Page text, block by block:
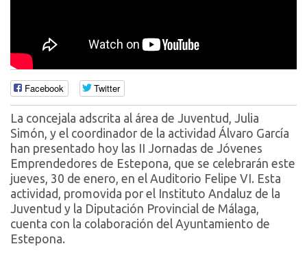
Facebook Twitter
La concejala adscrita al área de Juventud, Julia
Simón, y el coordinador de la actividad Álvaro García
han presentado hoy las II Jornadas de Jóvenes
Emprendedores de Estepona, que se celebrarán este
jueves, 30 de enero, en el Auditorio Felipe VI. Esta
actividad, promovida por el Instituto Andaluz de la
Juventud y la Diputación Provincial de Málaga,
cuenta con la colaboración del Ayuntamiento de
Estepona.